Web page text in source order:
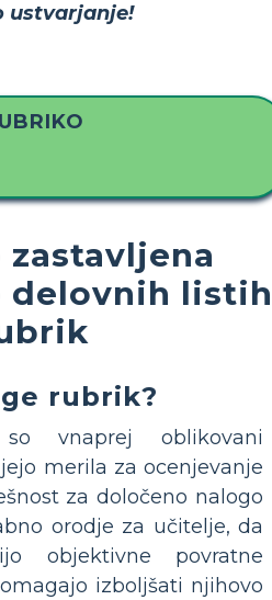
ustvarjanje!
zastavljena
delovnih listih
rubrik?
vnaprej oblikovani
merila za ocenjevanje
za določeno nalogo
orodje za učitelje, da
objektivne povratne
izboljšati njihovo